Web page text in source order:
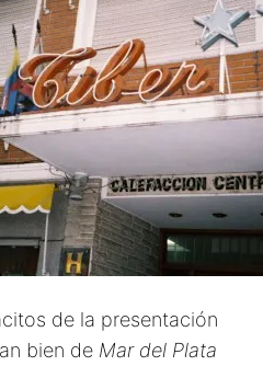
de la presentación
bien de Mar del Plata